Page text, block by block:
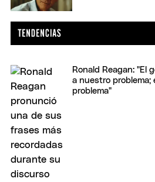
Ronald Reagan: "El
a nuestro problema;
problema"